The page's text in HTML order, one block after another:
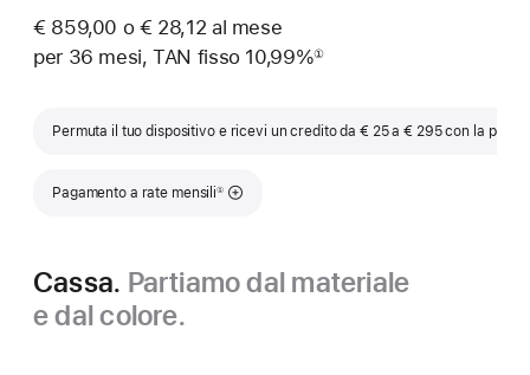
€ 859,00 o € 28,12 al mese
per 36 mesi, TAN fisso 10,99%①
Permuta il tuo dispositivo e ricevi un credito da € 25 a € 295 con la
Pagamento a rate mensili
Nota
①
Cassa. Partiamo dal materiale
e dal colore.